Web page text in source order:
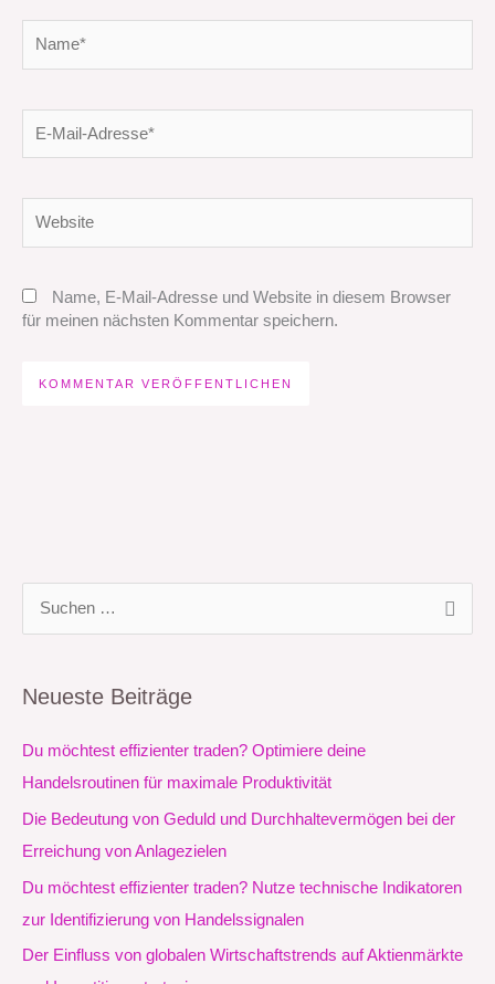
Mail-
Name, E-Mail-Adresse und Website in diesem Browser
für meinen nächsten Kommentar speichern.
h
e
n
Neueste Beiträge
Du möchtest effizienter traden? Optimiere deine
Handelsroutinen für maximale Produktivität
Die Bedeutung von Geduld und Durchhaltevermögen bei der
Erreichung von Anlagezielen
Du möchtest effizienter traden? Nutze technische Indikatoren
zur Identifizierung von Handelssignalen
Der Einfluss von globalen Wirtschaftstrends auf Aktienmärkte